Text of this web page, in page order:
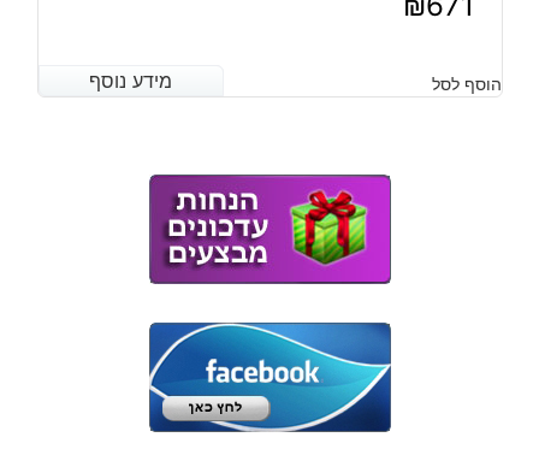
מידע נוסף הוסף לסל מידע נוסף